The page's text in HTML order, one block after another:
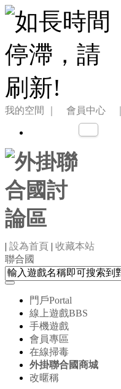
我的空間 ｜ 會員中心 ｜
| 設為首頁 | 收藏本站
聯合國
門戶Portal
線上遊戲BBS
手機遊戲
會員專區
在線掃毒
外掛聯合國商城
改暱稱